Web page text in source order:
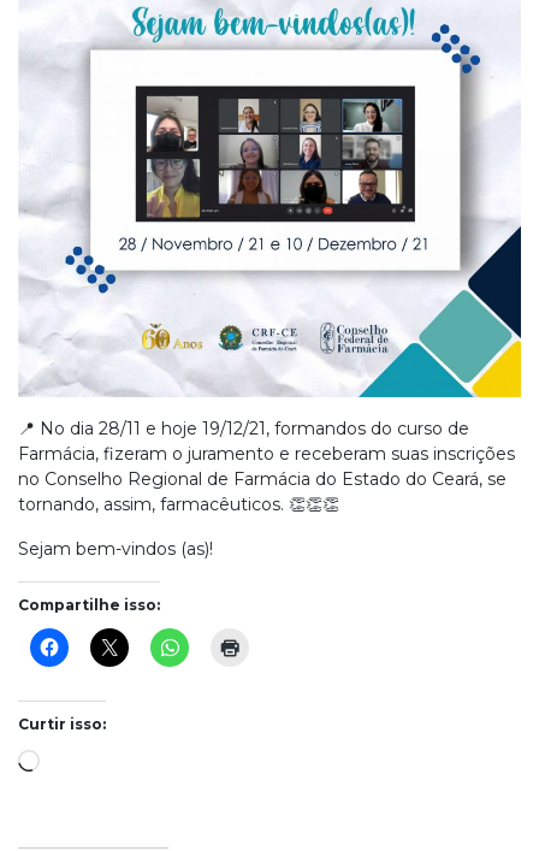
📍 No dia 28/11 e hoje 19/12/21, formandos do curso de
Farmácia, fizeram o juramento e receberam suas inscrições
no Conselho Regional de Farmácia do Estado do Ceará, se
tornando, assim, farmacêuticos. 👏👏👏
Sejam bem-vindos (as)!
Compartilhe isso:
Curtir isso:
Carregando...